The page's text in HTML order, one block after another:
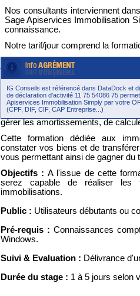
Nos consultants interviennent
Sage Apiservices Immobilisation
connaissance.
Notre tarif/jour comprend la
Sage Apiservices Immobilisation Simply
La formation sur le logiciel Sage
gérer les amortissements, de
Cette formation dédiée aux
constater vos biens et de
vous permettant ainsi de gagner du
Objectifs : A l'issue de cette
serez capable de réaliser les
immobilisations.
Public : Utilisateurs débutants ou
Pré-requis : Connaissances
Windows.
Suivi & Evaluation : Délivrance
Durée du stage : 1 à 5 jours selon
IG Conseils est référencé dans DataDock et
de déclaration d'activité 11 75 54086 75
Apiservices Immobilisation Simply par votre
(CPF, DIF, CIF, CAP Entreprise...)